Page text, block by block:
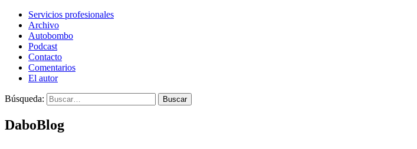
Servicios profesionales
Archivo
Autobombo
Podcast
Contacto
Comentarios
El autor
Búsqueda:
DaboBlog